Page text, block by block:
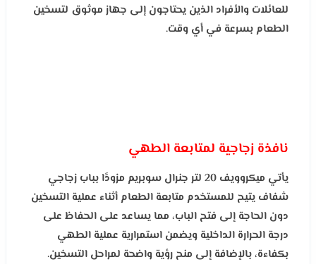
للعائلات والأفراد الذين يحتاجون إلى جهاز موثوق لتسخين
الطعام بسرعة في أي وقت.
نافذة زجاجية لمتابعة الطهي
يأتي ميكروويف 20 لتر جنرال سوبريم مزودًا بباب زجاجي
شفاف يتيح للمستخدم متابعة الطعام أثناء عملية التسخين
دون الحاجة إلى فتح الباب، مما يساعد على الحفاظ على
درجة الحرارة الداخلية ويضمن استمرارية عملية الطهي
بكفاءة، بالإضافة إلى منح رؤية واضحة لمراحل التسخين.